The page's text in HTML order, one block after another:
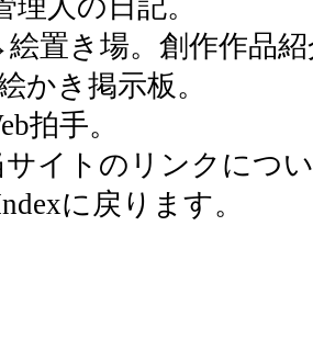
人の日記。
き場。創作作品紹
き掲示板。
手。
トのリンクについ
に戻ります。